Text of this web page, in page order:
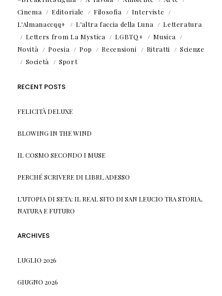
Cinema
Editoriale Filosofia
Interviste
L'Almanaccqq+
L'altra faccia della Luna
Letteratura
Letters from La Mystica
LGBTQ+
Musica
Novità
Poesia Pop Recensioni Ritratti
Scienze
Società
Sport
RECENT POSTS
FELICITÀ DELUXE
BLOWING IN THE WIND
IL COSMO SECONDO I MUSE
PERCHÉ SCRIVERE DI LIBRI, ADESSO
L’UTOPIA DI SETA: IL REAL SITO DI SAN LEUCIO TRA STORIA,
NATURA E FUTURO
ARCHIVES
LUGLIO 2026
GIUGNO 2026